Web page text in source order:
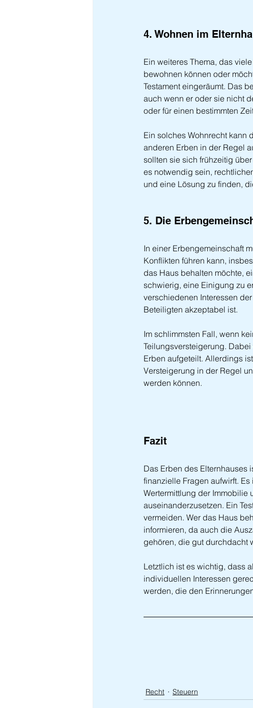
4. Wohnen im
Ein weiteres Thema, das
bewohnen können oder
Testament eingeräumt. Das
auch wenn er oder sie nicht
oder für einen bestimmten
Ein solches Wohnrecht kann
anderen Erben in der Regel
sollten sie sich frühzeitig
es notwendig sein,
und eine Lösung zu finden,
5. Die
In einer Erbengemeinschaft
Konflikten führen kann,
das Haus behalten möchte,
schwierig, eine Einigung zu
verschiedenen Interessen
Beteiligten akzeptabel ist.
Im schlimmsten Fall, wenn
Teilungsversteigerung.
Erben aufgeteilt. Allerdings
Versteigerung in der Regel
werden können.
Fazit
Das Erben des Elternhauses
finanzielle Fragen aufwirft.
Wertermittlung der
auseinanderzusetzen. Ein
vermeiden. Wer das Haus
informieren, da auch die
gehören, die gut durchdacht
Letztlich ist es wichtig, dass
individuellen Interessen
werden, die den
Recht Steuern